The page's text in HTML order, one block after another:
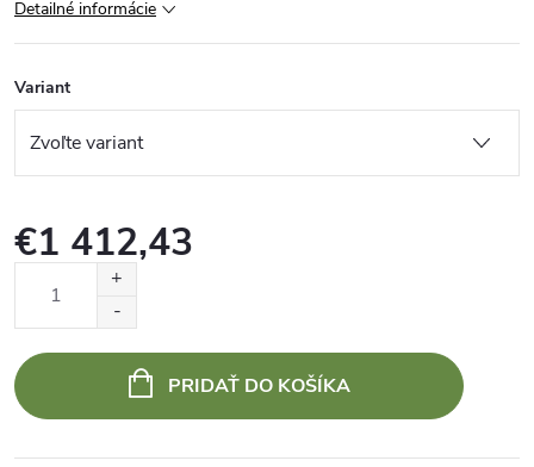
Detailné informácie
Variant
€1 412,43
PRIDAŤ DO KOŠÍKA